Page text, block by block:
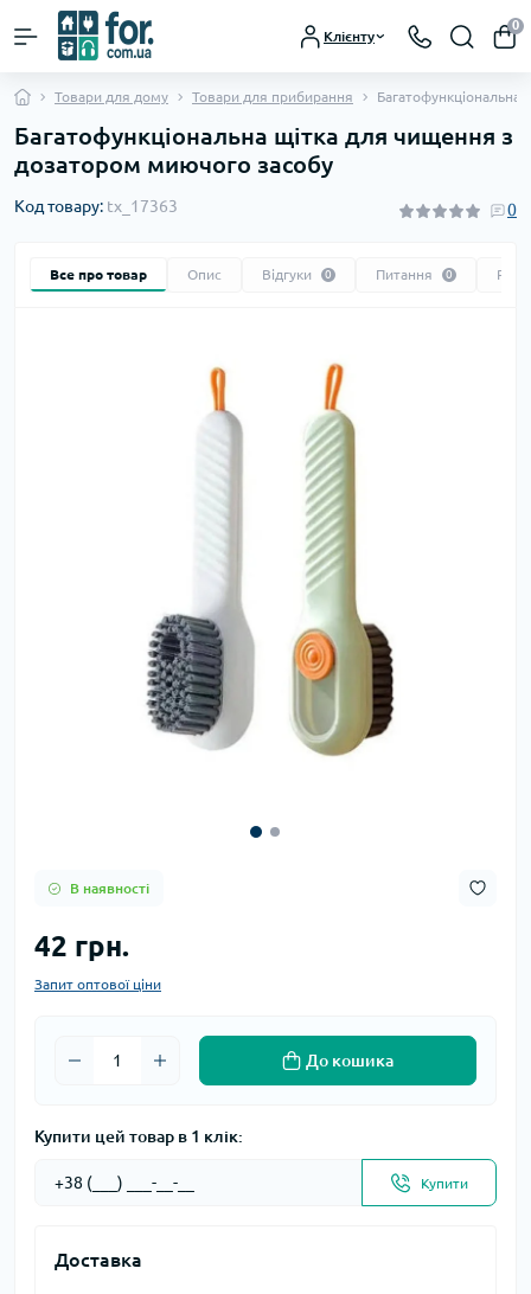
Клієнту
0
Товари для дому Товари для прибирання
Багатофункціональна щітка для чищення з
дозатором миючого засобу
Код товару: tx_17363 0
Все про товар Опис Відгуки 0 Питання 0
В наявності
42 грн.
Запит оптової ціни
До кошика
Купити цей товар в 1 клік:
Купити
Доставка